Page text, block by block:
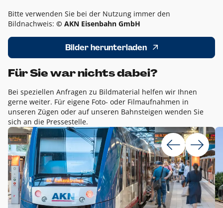
Bitte verwenden Sie bei der Nutzung immer den
Bildnachweis: © AKN Eisenbahn GmbH
Bilder herunterladen
Für Sie war nichts dabei?
Bei speziellen Anfragen zu Bildmaterial helfen wir Ihnen
gerne weiter. Für eigene Foto- oder Filmaufnahmen in
unseren Zügen oder auf unseren Bahnsteigen wenden Sie
sich an die Pressestelle.